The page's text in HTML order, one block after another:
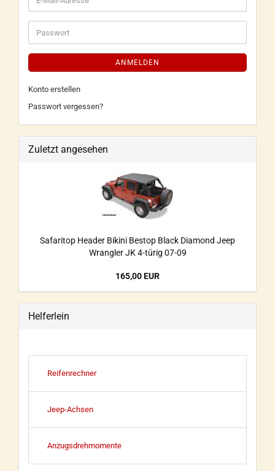
ANMELDEN
Konto erstellen
Passwort vergessen?
Zuletzt angesehen
Safaritop Header Bikini Bestop Black Diamond Jeep
Wrangler JK 4-türig 07-09
165,00 EUR
Helferlein
Reifenrechner
Jeep-Achsen
Anzugsdrehmomente